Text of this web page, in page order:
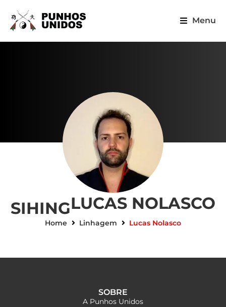
Menu
SIHINGLUCAS NOLASCO
Home Linhagem Lucas Nolasco
SOBRE
A Punhos Unidos